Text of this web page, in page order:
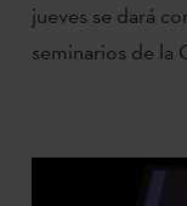
jueves se dará
seminarios de la